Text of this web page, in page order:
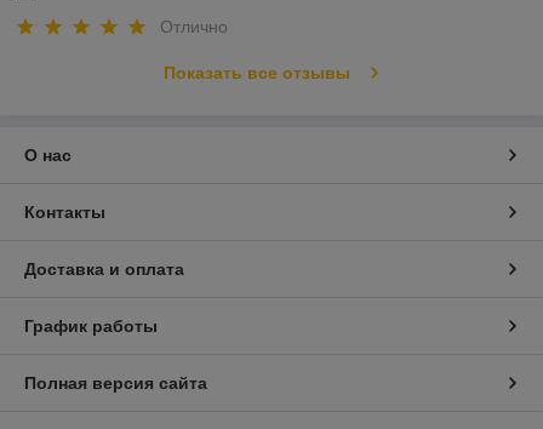
Отлично
Показать все отзывы
О нас
Контакты
Доставка и оплата
График работы
Полная версия сайта